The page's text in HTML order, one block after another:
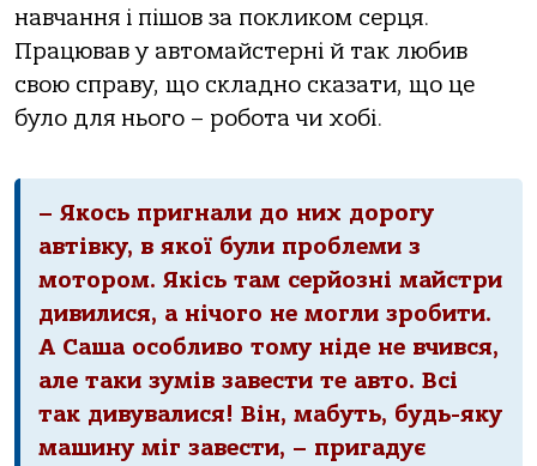
навчання і пішов за покликом серця.
Працював у автомайстерні й так любив
свою справу, що складно сказати, що це
було для нього – робота чи хобі.
– Якось пригнали до них дорогу
автівку, в якої були проблеми з
мотором. Якісь там серйозні майстри
дивилися, а нічого не могли зробити.
А Саша особливо тому ніде не вчився,
але таки зумів завести те авто. Всі
так дивувалися! Він, мабуть, будь-яку
машину міг завести, – пригадує